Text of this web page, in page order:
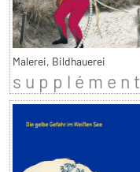
Malerei, Bildhauerei
s u p p l é m e n t